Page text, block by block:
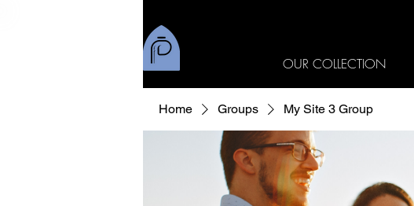
OUR COLLECTION
Home Groups My Site 3 Group